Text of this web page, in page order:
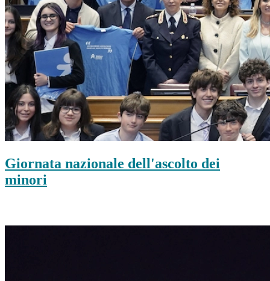
Giornata nazionale dell'ascolto dei
minori